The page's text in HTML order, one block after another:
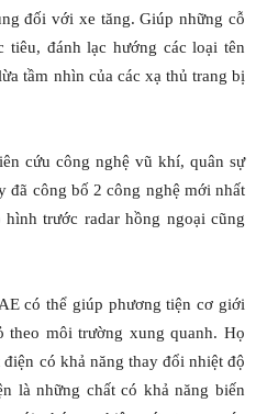
đối với xe tăng. Giúp những cỗ
tiêu, đánh lạc hướng các loại tên
tầm nhìn của các xạ thủ trang bị
cứu công nghệ vũ khí, quân sự
đã công bố 2 công nghệ mới nhất
trước radar hồng ngoại cũng
có thể giúp phương tiện cơ giới
theo môi trường xung quanh. Họ
có khả năng thay đổi nhiệt độ
là những chất có khả năng biến